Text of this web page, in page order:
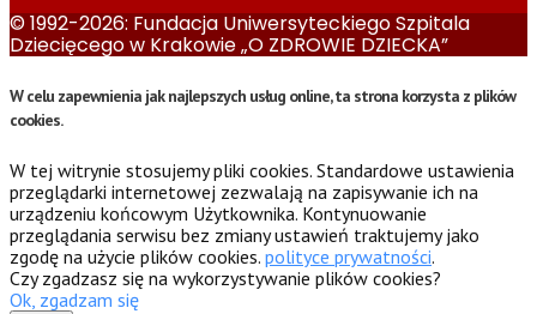
© 1992-2026: Fundacja Uniwersyteckiego Szpitala
Dziecięcego w Krakowie „O ZDROWIE DZIECKA”
W celu zapewnienia jak najlepszych usług online, ta strona korzysta z plików
cookies.
W tej witrynie stosujemy pliki cookies. Standardowe ustawienia
przeglądarki internetowej zezwalają na zapisywanie ich na
urządzeniu końcowym Użytkownika. Kontynuowanie
przeglądania serwisu bez zmiany ustawień traktujemy jako
zgodę na użycie plików cookies. polityce prywatności.
Czy zgadzasz się na wykorzystywanie plików cookies?
Ok, zgadzam się